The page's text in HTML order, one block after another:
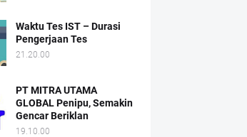
Waktu Tes IST – Durasi
Pengerjaan Tes
21.20.00
PT MITRA UTAMA
GLOBAL Penipu, Semakin
Gencar Beriklan
19.10.00